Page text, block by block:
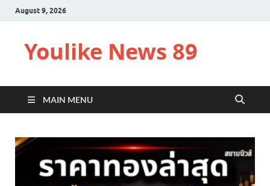
August 9, 2026
Youlike News 89
MAIN MENU